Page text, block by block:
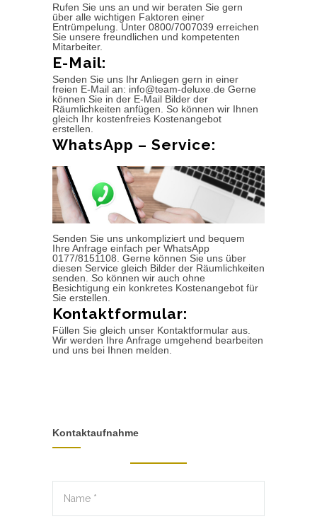
Rufen Sie uns an und wir beraten Sie gern
über alle wichtigen Faktoren einer
Entrümpelung. Unter 0800/7007039 erreichen
Sie unsere freundlichen und kompetenten
Mitarbeiter.
E-Mail:
Senden Sie uns Ihr Anliegen gern in einer
freien E-Mail an: info@team-deluxe.de Gerne
können Sie in der E-Mail Bilder der
Räumlichkeiten anfügen. So können wir Ihnen
gleich Ihr kostenfreies Kostenangebot
erstellen.
WhatsApp – Service:
Senden Sie uns unkompliziert und bequem
Ihre Anfrage einfach per WhatsApp
0177/8151108. Gerne können Sie uns über
diesen Service gleich Bilder der Räumlichkeiten
senden. So können wir auch ohne
Besichtigung ein konkretes Kostenangebot für
Sie erstellen.
Kontaktformular:
Füllen Sie gleich unser Kontaktformular aus.
Wir werden Ihre Anfrage umgehend bearbeiten
und uns bei Ihnen melden.
Kontaktaufnahme